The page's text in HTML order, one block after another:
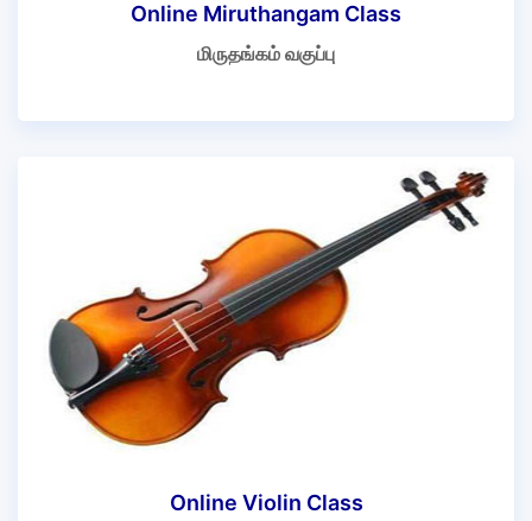
Online Miruthangam Class
மிருதங்கம் வகுப்பு
Online Violin Class